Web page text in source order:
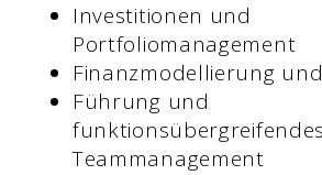
Investitionen und
Portfoliomanagement
Finanzmodellierung
Führung und
funktionsübergreifendes
Teammanagement